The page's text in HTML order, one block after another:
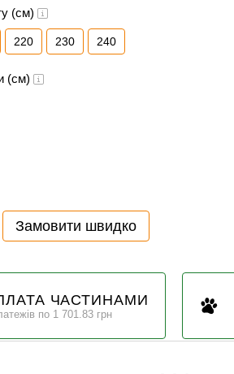
(см)
220 230 240
(см)
Замовити швидко
ЧАСТИНАМИ
по 1 701.83 грн